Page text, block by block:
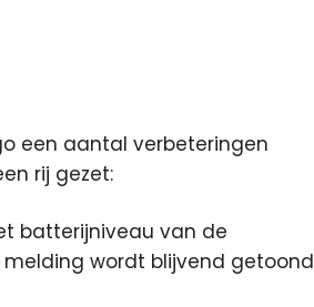
een aantal verbeteringen
rij gezet:
batterijniveau van de
wordt blijvend getoond